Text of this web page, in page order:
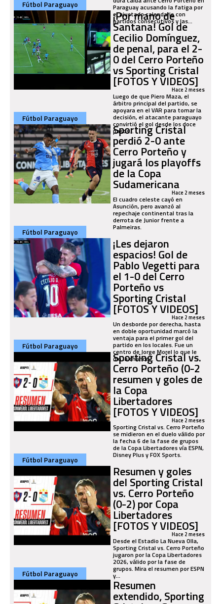
Paraguay acusando la fatiga por
el ajustado calendario con
partidos consecutivos y las...
Fútbol Paraguayo
¡Por mano de
Santana! Gol de
Cecilio Domínguez,
de penal, para el 2-
0 del Cerro Porteño
vs Sporting Cristal
[FOTOS Y VIDEOS]
Hace 2 meses
Luego de que Piero Maza, el
árbitro principal del partido, se
apoyara en el VAR para tomar la
decisión, el atacante paraguayo
convirtió el gol desde los doce
pasos...
Fútbol Paraguayo
Sporting Cristal
perdió 2-0 ante
Cerro Porteño y
jugará los playoffs
de la Copa
SudamericanaHace 2 meses
El cuadro celeste cayó en
Asunción, pero avanzó al
repechaje continental tras la
derrota de Junior frente a
Palmeiras.
Fútbol Paraguayo
¡Les dejaron
espacios! Gol de
Pablo Vegetti para
el 1-0 del Cerro
Porteño vs
Sporting Cristal
[FOTOS Y VIDEOS]
Hace 2 meses
Un desborde por derecha, hasta
en doble oportunidad marcó la
ventaja para el primer gol del
partido en los locales. Fue un
centro de Jorge Morel lo que le
dio la chance...
Fútbol Paraguayo
Sporting Cristal vs.
Cerro Porteño (0-2
resumen y goles de
la Copa
Libertadores
[FOTOS Y VIDEOS]
Hace 2 meses
Sporting Cristal vs. Cerro Porteño
se midieron en el duelo válido por
la fecha 6 de la fase de grupos
de la Copa Libertadores vía ESPN,
Disney Plus y FOX Sports.
Fútbol Paraguayo
Resumen y goles
del Sporting Cristal
vs. Cerro Porteño
(0-2) por Copa
Libertadores
[FOTOS Y VIDEOS]
Hace 2 meses
Desde el Estadio La Nueva Olla,
Sporting Cristal vs. Cerro Porteño
jugaron por la Copa Libertadores
2026, válido por la fase de
grupos. Mira el resumen por ESPN
y...
Fútbol Paraguayo
Resumen
extendido, Sporting